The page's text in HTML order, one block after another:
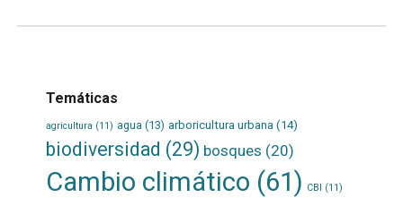
Temáticas
agricultura (11) agua (13) arboricultura urbana (14)
biodiversidad (29) bosques (20)
Cambio climático (61) CBI (11)